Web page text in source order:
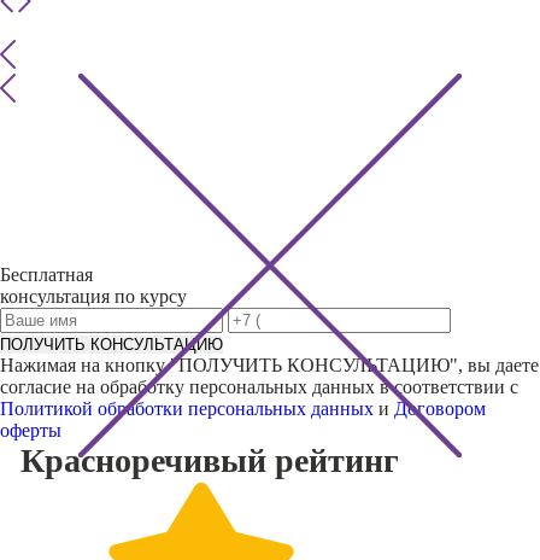
Бесплатная
консультация по курсу
ПОЛУЧИТЬ КОНСУЛЬТАЦИЮ
Нажимая на кнопку "ПОЛУЧИТЬ КОНСУЛЬТАЦИЮ", вы даете
согласие на обработку персональных данных в соответствии с
Политикой обработки персональных данных и Договором
оферты
Красноречивый рейтинг